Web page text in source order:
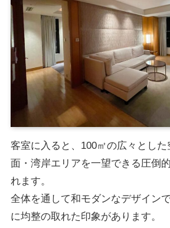
客室に入ると、100㎡の広々とし
面・湾岸エリアを一望できる圧倒
れます。
全体を通して和モダンなデザイン
に均整の取れた印象があります。